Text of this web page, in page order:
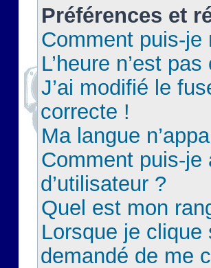
Préférences et
Comment puis-je
L’heure n’est
J’ai modifié le
correcte !
Ma langue
Comment puis-je
d’utilisateur ?
Quel est mon
Lorsque je clique
demandé de me